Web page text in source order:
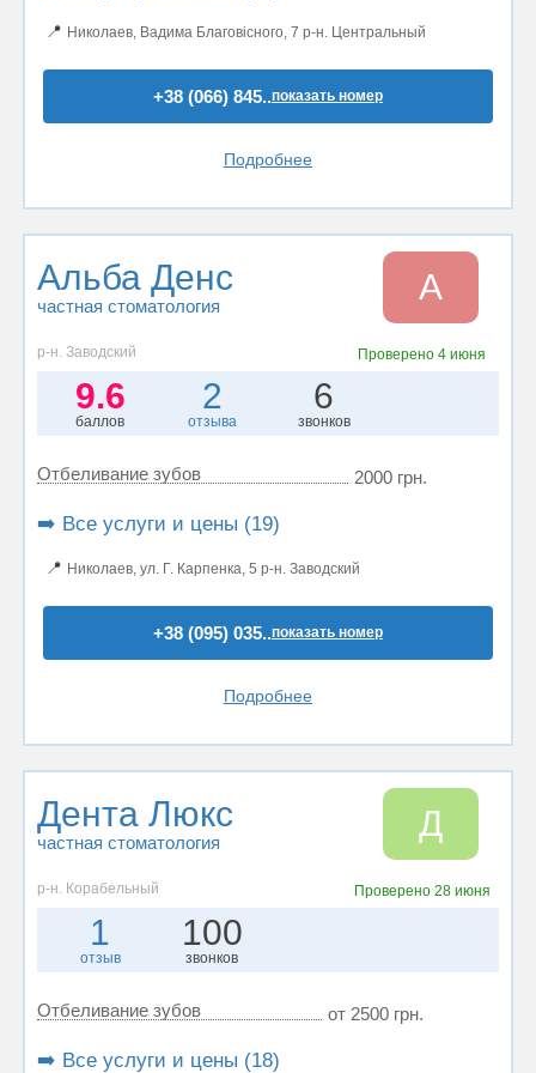
📍 Николаев, Вадима Благовісного, 7 р-н. Центральный
+38 (066) 845..показать номер
Подробнее
Альба Денс
частная стоматология А
р-н. Заводский Проверено4 июня
9.6
баллов
2
отзыва
6
звонков
Отбеливание зубов 2000 грн.
➡️ Все услуги и цены (19)
📍 Николаев, ул. Г. Карпенка, 5 р-н. Заводский
+38 (095) 035..показать номер
Подробнее
Дента Люкс
частная стоматология Д
р-н. Корабельный Проверено 28 июня
1
отзыв
100
звонков
Отбеливание зубов от 2500 грн.
➡️ Все услуги и цены (18)